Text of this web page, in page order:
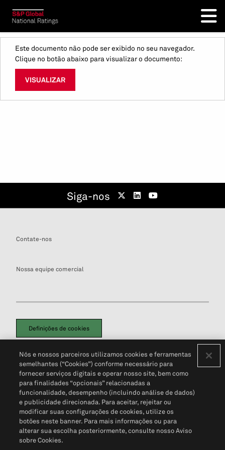
Este documento não pode ser exibido no seu navegador.
Clique no botão abaixo para visualizar o documento:
VISUALIZAR
Siga-nos
Contate-nos
Nossa equipe comercial
Definições de cookies
Política de PrivacidadePortal de privacidade do cliente (em inglês)
Não Venda Minhas Informações Pessoais© 2026 S&P Global
Nós e nossos parceiros utilizamos cookies e ferramentas
semelhantes (“Cookies”) conforme necessário para
fornecer serviços digitais e operar nosso site, bem como
para finalidades “opcionais” relacionadas a
funcionalidade, desempenho (incluindo análise de dados)
e publicidade direcionada. Para aceitar, rejeitar ou
modificar suas configurações de cookies, utilize os
botões neste banner. Para mais informações ou para
alterar sua escolha posteriormente, consulte nosso Aviso
sobre Cookies.